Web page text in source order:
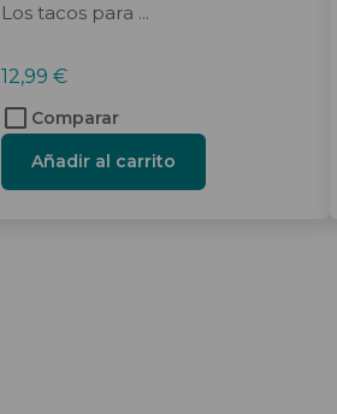
Los tacos para ...
12,99 €
Comparar
Añadir al carrito